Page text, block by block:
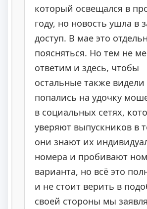
который освещался в
году, но новость ушла в
доступ. В мае это
поясняться. Но тем не
ответим и здесь, чтобы
остальные также
попались на удочку
в социальных сетях,
уверяют выпускников в
они знают их
номера и пробивают
варианта, но всё это
и не стоит верить в
своей стороны мы